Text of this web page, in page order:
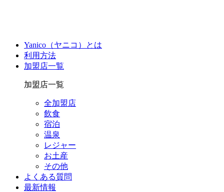
Yanico（ヤニコ）とは
利用方法
加盟店一覧
加盟店一覧
全加盟店
飲食
宿泊
温泉
レジャー
お土産
その他
よくある質問
最新情報